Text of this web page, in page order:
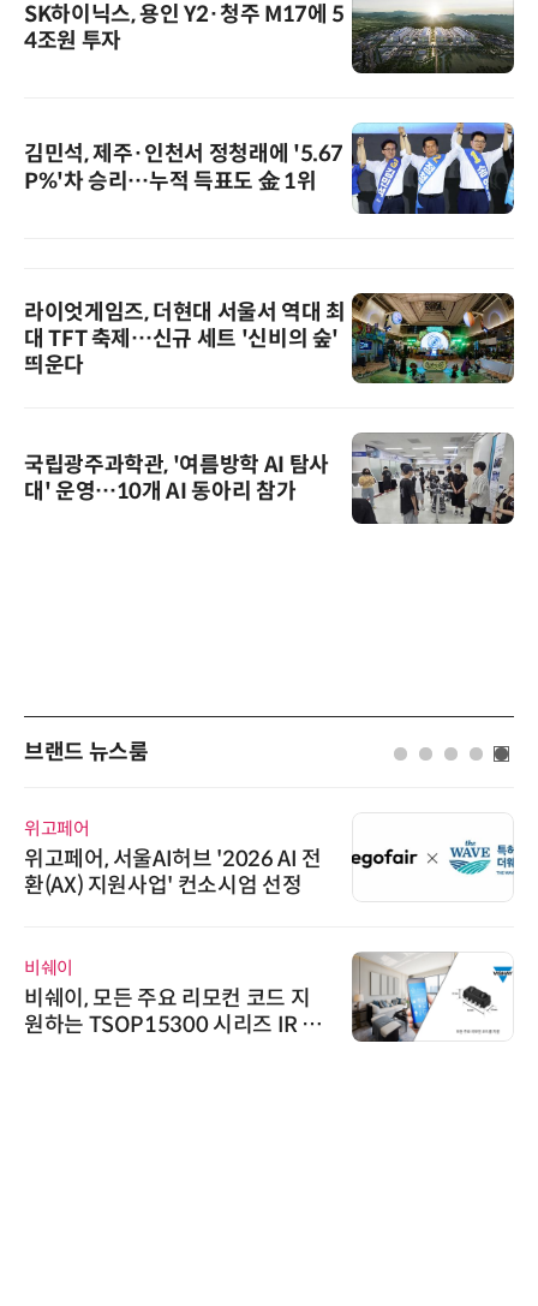
SK하이닉스, 용인 Y2·청주 M17에 5
4조원 투자
김민석, 제주·인천서 정청래에 '5.67
P%'차 승리…누적 득표도 金 1위
라이엇게임즈, 더현대 서울서 역대 최
대 TFT 축제…신규 세트 '신비의 숲'
띄운다
국립광주과학관, '여름방학 AI 탐사
대' 운영…10개 AI 동아리 참가
브랜드 뉴스룸
위고페어
위고페어, 서울AI허브 '2026 AI 전
환(AX) 지원사업' 컨소시엄 선정
비쉐이
비쉐이, 모든 주요 리모컨 코드 지
원하는 TSOP15300 시리즈 IR 수